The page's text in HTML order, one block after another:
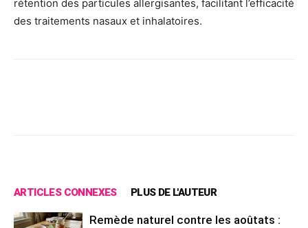
rétention des particules allergisantes, facilitant l’efficacité
des traitements nasaux et inhalatoires.
ARTICLES CONNEXES PLUS DE L'AUTEUR
Remède naturel contre les aoûtats :